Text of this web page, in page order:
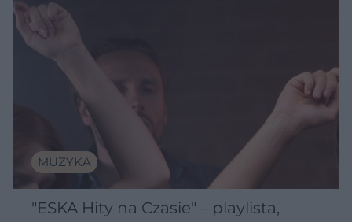
MUZYKA
"ESKA Hity na Czasie" – playlista,